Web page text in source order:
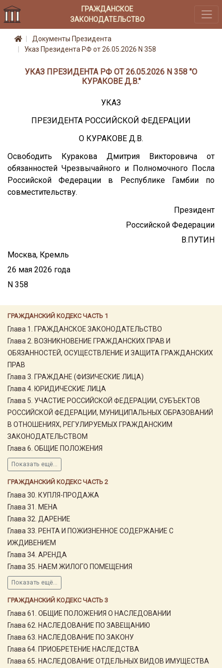
ГРАЖДАНСКОЕ
ЗАКОНОДАТЕЛЬСТВО
ГРАЖДАНСКИЙ КОДЕКС ЧАСТЬ 1
Глава 1. ГРАЖДАНСКОЕ ЗАКОНОДАТЕЛЬСТВО
Глава 2. ВОЗНИКНОВЕНИЕ ГРАЖДАНСКИХ ПРАВ И
ОБЯЗАННОСТЕЙ, ОСУЩЕСТВЛЕНИЕ И ЗАЩИТА ГРАЖДАНСКИХ
ПРАВ
Глава 3. ГРАЖДАНЕ (ФИЗИЧЕСКИЕ ЛИЦА)
Глава 4. ЮРИДИЧЕСКИЕ ЛИЦА
Глава 5. УЧАСТИЕ РОССИЙСКОЙ ФЕДЕРАЦИИ, СУБЪЕКТОВ
РОССИЙСКОЙ ФЕДЕРАЦИИ, МУНИЦИПАЛЬНЫХ ОБРАЗОВАНИЙ
В ОТНОШЕНИЯХ, РЕГУЛИРУЕМЫХ ГРАЖДАНСКИМ
ЗАКОНОДАТЕЛЬСТВОМ
Глава 6. ОБЩИЕ ПОЛОЖЕНИЯ
Показать ещё...
ГРАЖДАНСКИЙ КОДЕКС ЧАСТЬ 2
Глава 30. КУПЛЯ-ПРОДАЖА
Глава 31. МЕНА
Глава 32. ДАРЕНИЕ
Глава 33. РЕНТА И ПОЖИЗНЕННОЕ СОДЕРЖАНИЕ С
ИЖДИВЕНИЕМ
Глава 34. АРЕНДА
Глава 35. НАЕМ ЖИЛОГО ПОМЕЩЕНИЯ
Показать ещё...
ГРАЖДАНСКИЙ КОДЕКС ЧАСТЬ 3
Глава 61. ОБЩИЕ ПОЛОЖЕНИЯ О НАСЛЕДОВАНИИ
Глава 62. НАСЛЕДОВАНИЕ ПО ЗАВЕЩАНИЮ
Глава 63. НАСЛЕДОВАНИЕ ПО ЗАКОНУ
Глава 64. ПРИОБРЕТЕНИЕ НАСЛЕДСТВА
Глава 65. НАСЛЕДОВАНИЕ ОТДЕЛЬНЫХ ВИДОВ ИМУЩЕСТВА
Документы Президента
Указ Президента РФ от 26.05.2026 N 358
УКАЗ ПРЕЗИДЕНТА РФ ОТ 26.05.2026 N 358 "О
КУРАКОВЕ Д.В."
УКАЗ
ПРЕЗИДЕНТА РОССИЙСКОЙ ФЕДЕРАЦИИ
О КУРАКОВЕ Д.В.
Освободить Куракова Дмитрия Викторовича от
обязанностей Чрезвычайного и Полномочного Посла
Российской Федерации в Республике Гамбии по
совместительству.
Президент
Российской Федерации
В.ПУТИН
Москва, Кремль
26 мая 2026 года
N 358